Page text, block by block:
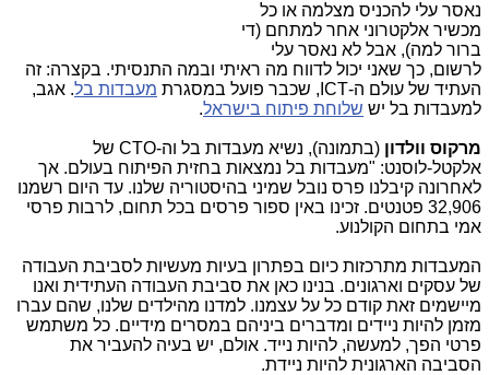
נאסר עלי להכניס מצלמה או כל
מכשיר אלקטרוני אחר למתחם (די
ברור למה), אבל לא נאסר עלי
לרשום, כך שאני יכול לדווח מה ראיתי ובמה התנסיתי. בקצרה: זה
העתיד של עולם ה-ICT, שכבר פועל במסגרת
מעבדות בל. אגב,
למעבדות בל יש שלוחת פיתוח בישראל.
מרקוס וולדון
(בתמונה), נשיא מעבדות בל וה-CTO של
אלקטל-לוסנט: "מעבדות בל נמצאות בחזית הפיתוח בעולם. אך
לאחרונה קיבלנו פרס נובל שמיני בהיסטוריה שלנו. עד היום רשמנו
32,906 פטנטים. זכינו באין ספור פרסים בכל תחום, לרבות פרסי
אמי בתחום הקולנוע.
המעבדות מתרכזות כיום בפתרון בעיות מעשיות לסביבת העבודה
של עסקים וארגונים. בנינו כאן את סביבת העבודה העתידית ואנו
מיישמים זאת קודם כל על עצמנו. למדנו מהילדים שלנו, שהם עברו
מזמן להיות ניידים ומדברים ביניהם במסרים מידיים. כל משתמש
פרטי הפך, למעשה, להיות נייד. אולם, יש בעיה להעביר את
הסביבה הארגונית להיות ניידת.